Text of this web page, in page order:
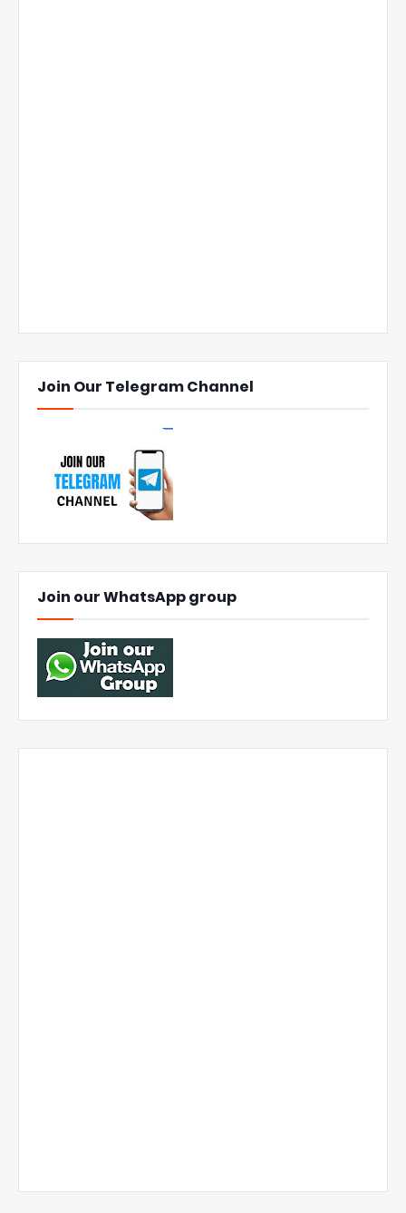
Join Our Telegram Channel
Join our WhatsApp group